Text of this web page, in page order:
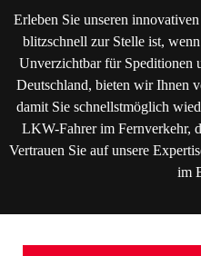
Erleben Sie unseren
blitzschnell zur Stelle ist,
Unverzichtbar für Speditionen
Deutschland, bieten wir Ihnen
damit Sie schnellstmöglich
LKW-Fahrer im Fernverkehr,
Vertrauen Sie auf unsere
im